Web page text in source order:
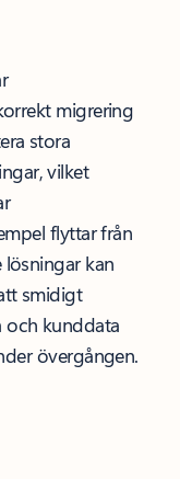
migrering
stora
vilket
flyttar från
lösningar kan
smidigt
och kunddata
övergången.